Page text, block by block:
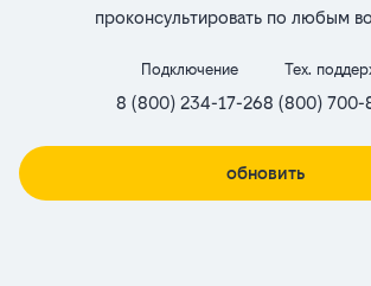
проконсультировать по любым
Подключение
8 (800) 234-17-26
Тех.
8 (800) 700-
обновить